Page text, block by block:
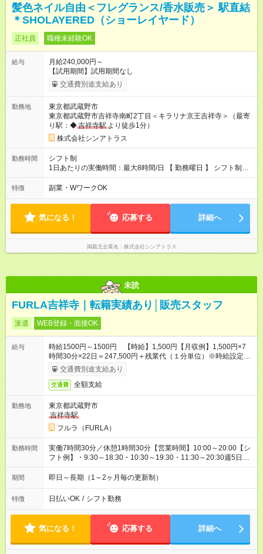
髪色ネイル自由＜フレグランス/香水販売＞ 駅直結
＊SHOLAYERED（ショーレイヤード）
正社員 職種未経験OK
給与
月給240,000円～
【試用期間】試用期間なし
交通費別途支給あり
勤務地
東京都武蔵野市
東京都武蔵野市吉祥寺南町2丁目＜キラリナ京王吉祥寺＞（最寄
り駅：◆吉祥寺駅 より徒歩1分）
株式会社シンアトラス
勤務時間
シフト制
1日あたりの実働時間：最大8時間/日 【 勤務曜日 】 シフト制
土日祝含む週5日勤務 ※希望休み出せます。 【勤務時間】 9：30
～21：30 の間でシフト制（実働8ｈ＋休憩1h） シフト例（9時
ません
特徴 副業・WワークOK
気になる！ 応募する 詳細へ
掲載元企業名 株式会社シンアトラス
未読
FURLA吉祥寺｜転籍実績あり│販売スタッフ
派遣 WEB登録・面接OK
給与
時給1500円～1500円 【時給】1,500円【月収例】1,500円×7
時間30分×22日＝247,500円＋残業代（１分単位）※時給設定は
経験、シフト希望により異なります。
交通費別途支給あり
交通費 全額支給
勤務地
東京都武蔵野市
吉祥寺駅
フルラ（FURLA）
勤務時間
実働7時間30分／休憩1時間30分【営業時間】10:00～20:00【シ
フト例】・9:30～18:30・10:30～19:30・11:30～20:30週5日フ
ルタイム勤務即日スタート歓迎長期（1～2ヶ月ごとの更新制）
のお仕事です。
期間 即日～長期（1～2ヶ月毎の更新制）
特徴 日払いOK / シフト勤務
気になる！ 応募する 詳細へ